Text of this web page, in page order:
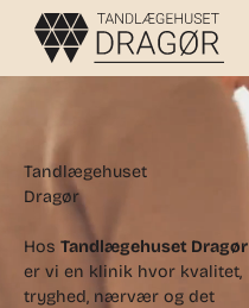
Tandlægehuset
Dragør
HosTandlægehuset Dragør
er vi en klinik hvor kvalitet,
tryghed, nærvær og det